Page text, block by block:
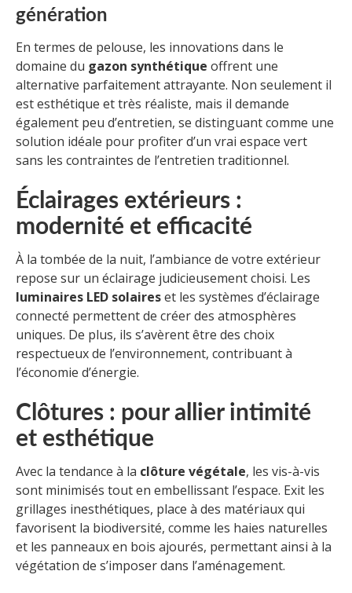
génération
En termes de pelouse, les innovations dans le
domaine du gazon synthétique offrent une
alternative parfaitement attrayante. Non seulement il
est esthétique et très réaliste, mais il demande
également peu d’entretien, se distinguant comme une
solution idéale pour profiter d’un vrai espace vert
sans les contraintes de l’entretien traditionnel.
Éclairages extérieurs :
modernité et efficacité
À la tombée de la nuit, l’ambiance de votre extérieur
repose sur un éclairage judicieusement choisi. Les
luminaires LED solaireset les systèmes d’éclairage
connecté permettent de créer des atmosphères
uniques. De plus, ils s’avèrent être des choix
respectueux de l’environnement, contribuant à
l’économie d’énergie.
Clôtures : pour allier intimité
et esthétique
Avec la tendance à la clôture végétale, les vis-à-vis
sont minimisés tout en embellissant l’espace. Exit les
grillages inesthétiques, place à des matériaux qui
favorisent la biodiversité, comme les haies naturelles
et les panneaux en bois ajourés, permettant ainsi à la
végétation de s’imposer dans l’aménagement.